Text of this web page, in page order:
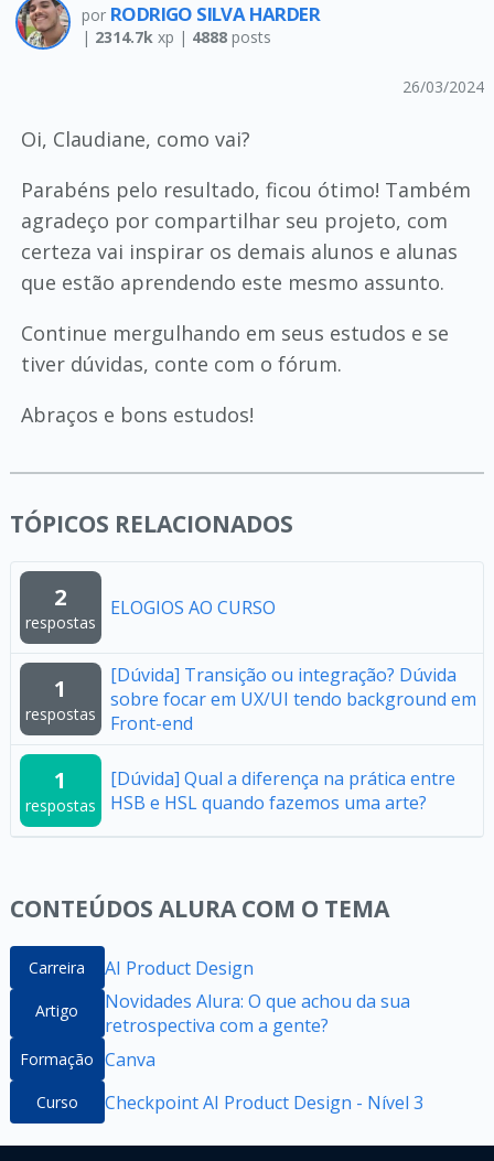
por RODRIGO SILVA HARDER
| 2314.7kxp | 4888posts
26/03/2024
Oi, Claudiane, como vai?
Parabéns pelo resultado, ficou ótimo! Também
agradeço por compartilhar seu projeto, com
certeza vai inspirar os demais alunos e alunas
que estão aprendendo este mesmo assunto.
Continue mergulhando em seus estudos e se
tiver dúvidas, conte com o fórum.
Abraços e bons estudos!
TÓPICOS RELACIONADOS
2
respostas
ELOGIOS AO CURSO
1
respostas
[Dúvida] Transição ou integração? Dúvida
sobre focar em UX/UI tendo background em
Front-end
1
respostas
[Dúvida] Qual a diferença na prática entre
HSB e HSL quando fazemos uma arte?
CONTEÚDOS ALURA COM O TEMA
Carreira AI Product Design
Artigo
Novidades Alura: O que achou da sua
retrospectiva com a gente?
Formação Canva
Curso Checkpoint AI Product Design - Nível 3